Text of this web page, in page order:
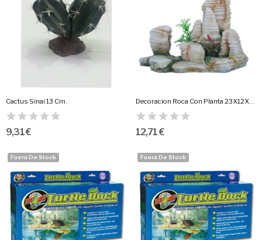
Cactus Sinai 13 Cm.
9,31 €
Decoracion Roca Con Planta 23X12X17Cm.
12,71 €
Fuera De Stock Fuera De Stock